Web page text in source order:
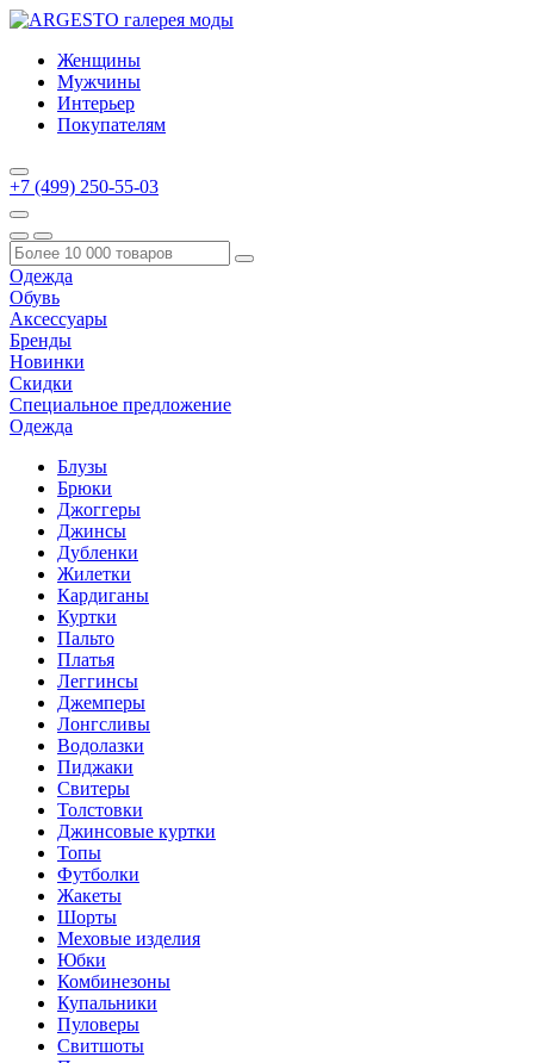
Женщины
Мужчины
Интерьер
Покупателям
+7 (499) 250-55-03
Одежда
Обувь
Аксессуары
Бренды
Новинки
Скидки
Специальное предложение
Одежда
Блузы
Брюки
Джоггеры
Джинсы
Дубленки
Жилетки
Кардиганы
Куртки
Пальто
Платья
Леггинсы
Джемперы
Лонгсливы
Водолазки
Пиджаки
Свитеры
Толстовки
Джинсовые куртки
Топы
Футболки
Жакеты
Шорты
Меховые изделия
Юбки
Комбинезоны
Купальники
Пуловеры
Свитшоты